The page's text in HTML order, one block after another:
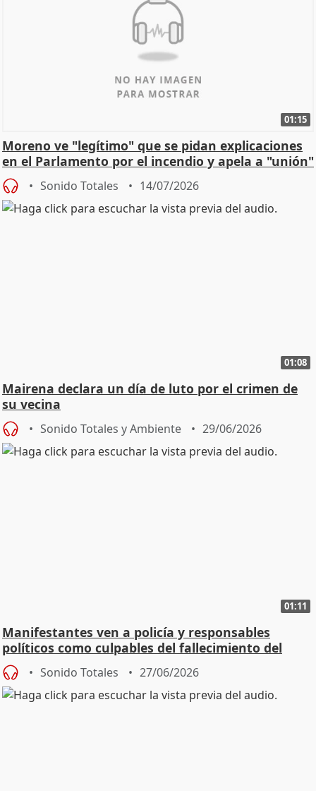
01:15
Moreno ve "legítimo" que se pidan explicaciones
en el Parlamento por el incendio y apela a "unión"
y
Sonido Totales 14/07/2026
01:08
Mairena declara un día de luto por el crimen de
su vecina
Sonido Totales y Ambiente 29/06/2026
01:11
Manifestantes ven a policía y responsables
políticos como culpables del fallecimiento del
joven
Sonido Totales 27/06/2026